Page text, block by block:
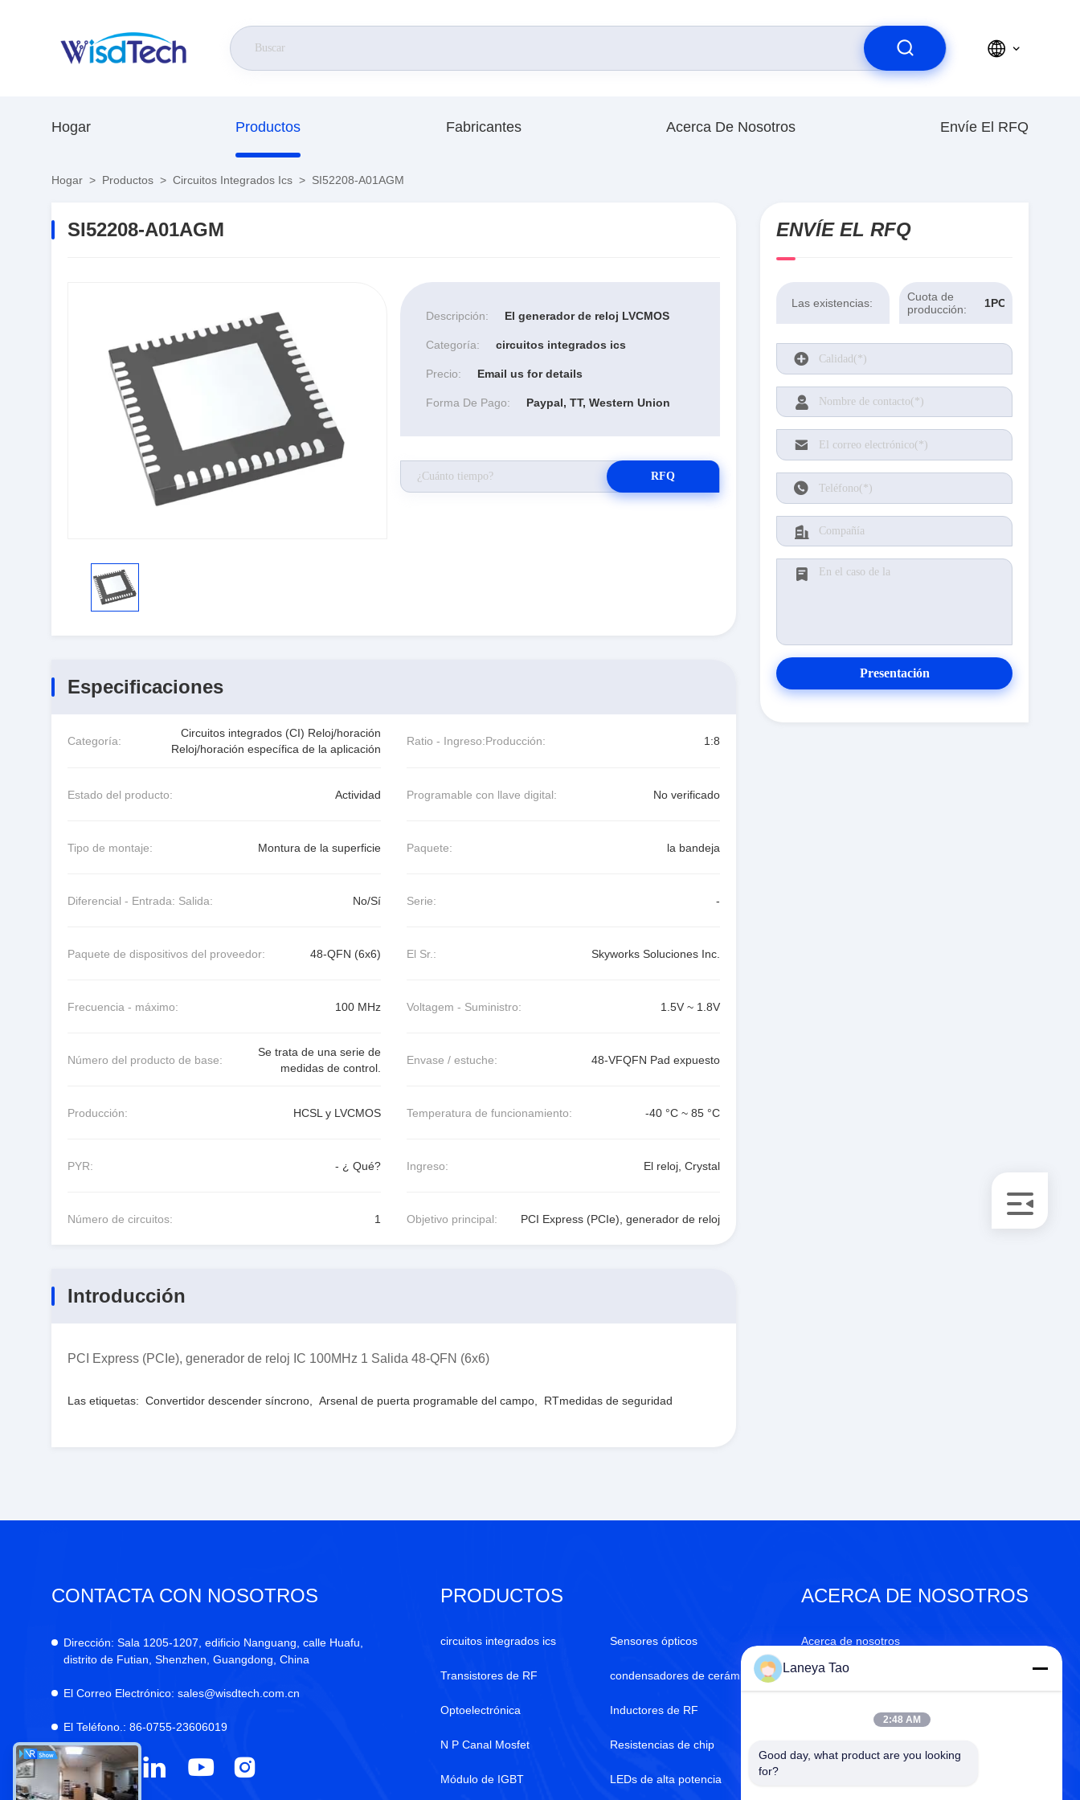
Hogar Productos Fabricantes Acerca De Nosotros Envíe El RFQ
Hogar > Productos > Circuitos Integrados Ics > SI52208-A01AGM
SI52208-A01AGM
Descripción: El generador de reloj LVCMOS
Categoría: circuitos integrados ics
Precio: Email us for details
Forma De Pago: Paypal, TT, Western Union
RFQ
Especificaciones
Categoría:
Circuitos integrados (CI) Reloj/horación
Reloj/horación específica de la aplicación
Ratio - Ingreso:Producción: 1:8
Estado del producto: Actividad Programable con llave digital: No verificado
Tipo de montaje: Montura de la superficie Paquete: la bandeja
Diferencial - Entrada: Salida: No/Sí Serie: -
Paquete de dispositivos del proveedor: 48-QFN (6x6) El Sr.: Skyworks Soluciones Inc.
Frecuencia - máximo: 100 MHz Voltagem - Suministro: 1.5V ~ 1.8V
Número del producto de base:
Se trata de una serie de
medidas de control.
Envase / estuche: 48-VFQFN Pad expuesto
Producción: HCSL y LVCMOS Temperatura de funcionamiento: -40 °C ~ 85 °C
PYR: - ¿ Qué? Ingreso: El reloj, Crystal
Número de circuitos: 1 Objetivo principal: PCI Express (PCIe), generador de reloj
Introducción
PCI Express (PCIe), generador de reloj IC 100MHz 1 Salida 48-QFN (6x6)
Las etiquetas: Convertidor descender síncrono Arsenal de puerta programable del campo RTmedidas de seguridad
ENVÍE EL RFQ
Las existencias:
Cuota de
producción:
1PCS
Presentación
CONTACTA CON NOSOTROS
Dirección: Sala 1205-1207, edificio Nanguang, calle Huafu,
distrito de Futian, Shenzhen, Guangdong, China
El Correo Electrónico: sales@wisdtech.com.cn
El Teléfono.: 86-0755-23606019
PRODUCTOS
circuitos integrados ics
Transistores de RF
Optoelectrónica
N P Canal Mosfet
Módulo de IGBT
Sensores ópticos
condensadores de cerámica
Inductores de RF
Resistencias de chip
LEDs de alta potencia
ACERCA DE NOSOTROS
Acerca de nosotros
Certificado del ISO
Control de calidad
Laneya Tao
2:48 AM
Good day, what product are you looking
for?